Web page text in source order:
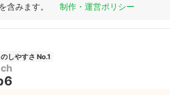
含みます。
制作・運営ポリシー
しやすさ No.1